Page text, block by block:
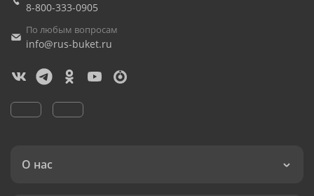
8-800-333-0905
По любым вопросам
info@rus-buket.ru
О нас